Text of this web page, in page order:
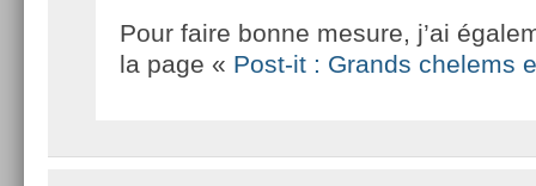
Pour faire bonne mesure, j’ai
la page « Post-it : Grands chelems